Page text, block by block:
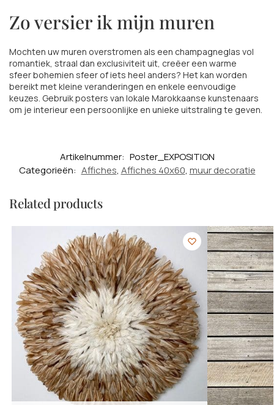
Zo versier ik mijn muren
Mochten uw muren overstromen als een champagneglas vol
romantiek, straal dan exclusiviteit uit, creëer een warme
sfeerbohemien sfeer of iets heel anders? Het kan worden
bereikt met kleine veranderingen en enkele eenvoudige
keuzes. Gebruik posters van lokale Marokkaanse kunstenaars
om je interieur een persoonlijke en unieke uitstraling te geven.
Artikelnummer: Poster_EXPOSITION
Categorieën: Affiches, Affiches 40x60, muur decoratie
Related products